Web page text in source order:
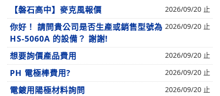
【磐石高中】麥克風報價 2026/09/20 止
你好！ 請問貴公司是否生產或銷售型號為
HS-5060A 的設備？ 謝謝!
2026/09/20 止
想要詢價產品費用 2026/09/20 止
PH 電極棒費用? 2026/09/20 止
電鍍用陽極材料詢問 2026/09/20 止